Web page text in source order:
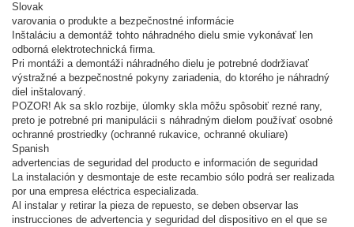
Slovak
varovania o produkte a bezpečnostné informácie
Inštaláciu a demontáž tohto náhradného dielu smie vykonávať len
odborná elektrotechnická firma.
Pri montáži a demontáži náhradného dielu je potrebné dodržiavať
výstražné a bezpečnostné pokyny zariadenia, do ktorého je náhradný
diel inštalovaný.
POZOR! Ak sa sklo rozbije, úlomky skla môžu spôsobiť rezné rany,
preto je potrebné pri manipulácii s náhradným dielom používať osobné
ochranné prostriedky (ochranné rukavice, ochranné okuliare)
Spanish
advertencias de seguridad del producto e información de seguridad
La instalación y desmontaje de este recambio sólo podrá ser realizada
por una empresa eléctrica especializada.
Al instalar y retirar la pieza de repuesto, se deben observar las
instrucciones de advertencia y seguridad del dispositivo en el que se